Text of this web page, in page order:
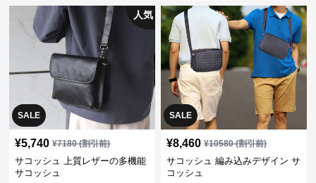
SALE
人気
¥5,740 ¥7180(割引前)
サコッシュ 上質レザーの多機能
サコッシュ
SALE
¥8,460 ¥10580(割引前)
サコッシュ 編み込みデザイン サ
コッシュ